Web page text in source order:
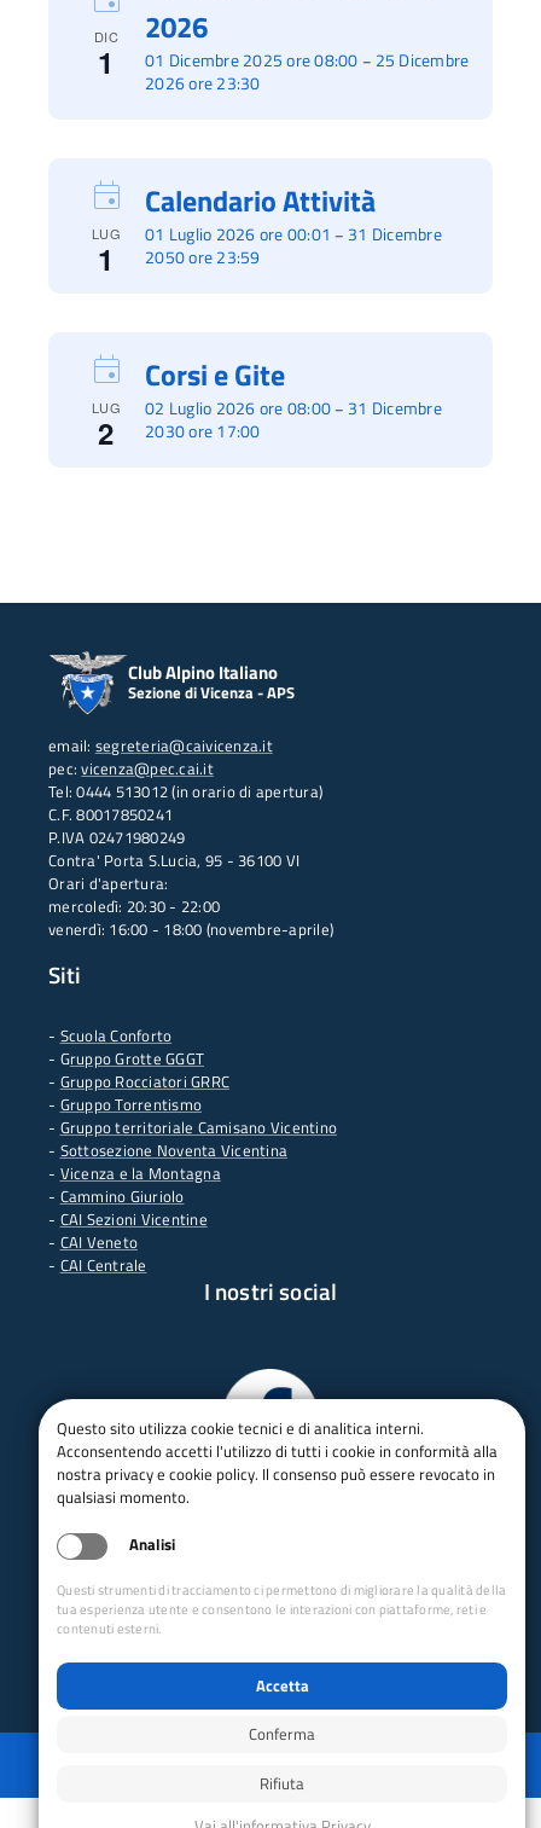
DIC
1 01 Dicembre 2025 ore 08:00 – 25 Dicembre
2026 ore 23:30
2026
LUG
1
01 Luglio 2026 ore 00:01 – 31 Dicembre
2050 ore 23:59
Calendario Attività
LUG
2
02 Luglio 2026 ore 08:00– 31 Dicembre
2030 ore 17:00
Corsi e Gite
Club Alpino Italiano
Sezione di Vicenza - APS
email: segreteria@caivicenza.it
pec:vicenza@pec.cai.it
Tel: 0444 513012 (in orario di apertura)
C.F. 80017850241
P.IVA 02471980249
Contra' Porta S.Lucia, 95 - 36100 VI
Orari d'apertura:
mercoledì: 20:30 - 22:00
venerdì: 16:00 - 18:00 (novembre-aprile)
Siti
- Scuola Conforto
- Gruppo Grotte GGGT
- Gruppo Rocciatori GRRC
- Gruppo Torrentismo
- Gruppo territoriale Camisano Vicentino
- Sottosezione Noventa Vicentina
- Vicenza e la Montagna
- Cammino Giuriolo
- CAI Sezioni Vicentine
- CAI Veneto
- CAI Centrale
I nostri social
Powered by GRUPPO YEC
Questo sito utilizza cookie tecnici e di analitica interni.
Acconsentendo accetti l'utilizzo di tutti i cookie in conformità alla
nostra privacy e cookie policy. Il consenso può essere revocato in
qualsiasi momento.
Analisi
Questi strumenti di tracciamento ci permettono di migliorare la qualità della
tua esperienza utente e consentono le interazioni con piattaforme, reti e
contenuti esterni.
Accetta
Conferma
Rifiuta